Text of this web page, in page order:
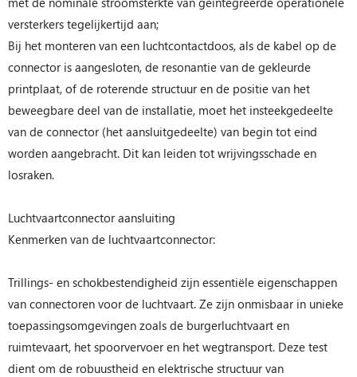
versterkers tegelijkertijd aan;
Bij het monteren van een luchtcontactdoos, als de kabel op de
connector is aangesloten, de resonantie van de gekleurde
printplaat, of de roterende structuur en de positie van het
beweegbare deel van de installatie, moet het insteekgedeelte
van de connector (het aansluitgedeelte) van begin tot eind
worden aangebracht. Dit kan leiden tot wrijvingsschade en
losraken.
Luchtvaartconnector aansluiting
Kenmerken van de luchtvaartconnector:
Trillings- en schokbestendigheid zijn essentiële eigenschappen
van connectoren voor de luchtvaart. Ze zijn onmisbaar in unieke
toepassingsomgevingen zoals de burgerluchtvaart en
ruimtevaart, het spoorvervoer en het wegtransport. Deze test
dient om de robuustheid en elektrische structuur van